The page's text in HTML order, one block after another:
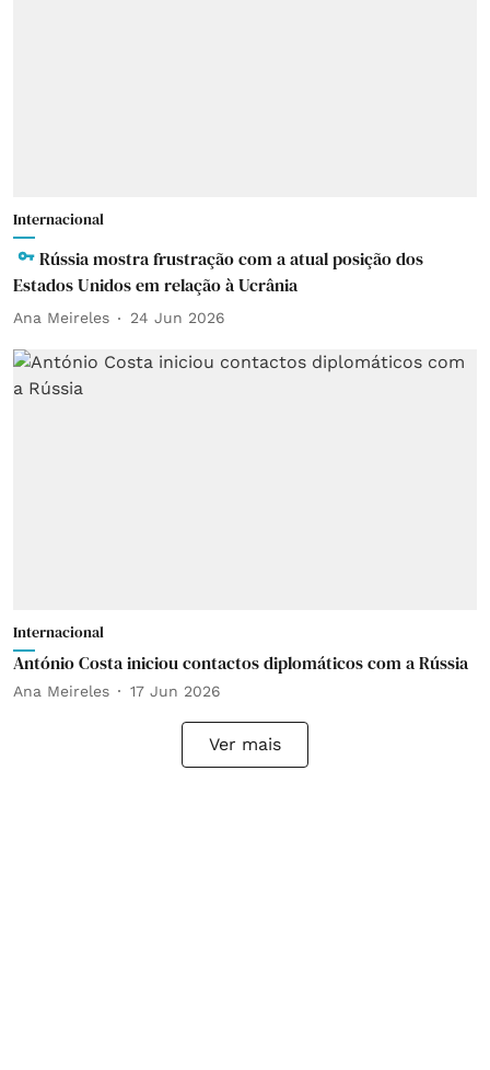
Internacional
Rússia mostra frustração com a atual posição dos
Estados Unidos em relação à Ucrânia
Ana Meireles 24 Jun 2026
Internacional
António Costa iniciou contactos diplomáticos com a Rússia
Ana Meireles 17 Jun 2026
Ver mais